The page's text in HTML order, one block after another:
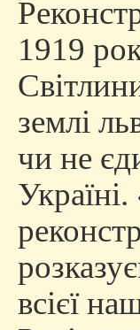
1919
землі
чи не
всієї